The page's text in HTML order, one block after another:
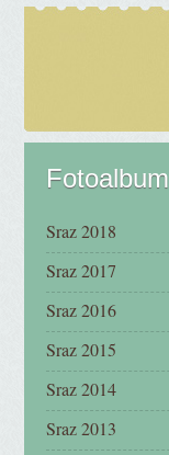
Fotoalbum
Sraz 2018
Sraz 2017
Sraz 2016
Sraz 2015
Sraz 2014
Sraz 2013